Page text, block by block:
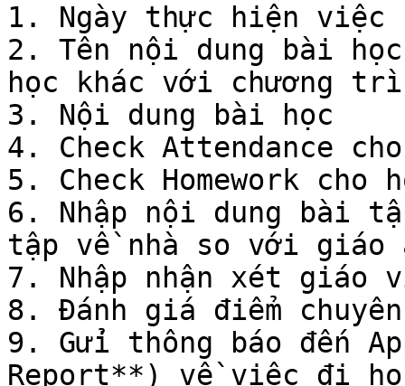
1. Ngày thực hiện việc
2. Tên nội dung bài
học khác với chương
3. Nội dung bài học
4. Check Attendance
5. Check Homework
6. Nhập nội dung bài
tập về nhà so với
7. Nhập nhận xét giáo
8. Đánh giá điểm
9. Gửi thông báo đến
Report**) về việc đi